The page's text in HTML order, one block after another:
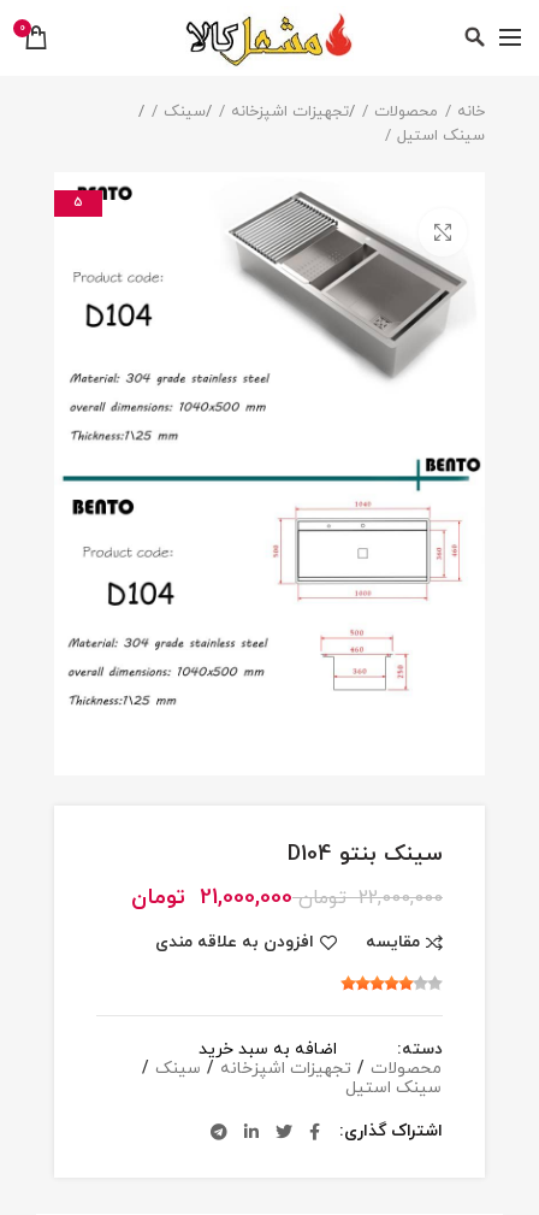
0
خانه محصولات /تجهیزات اشپزخانه /سینک
/
سینک استیل
5
بزرگنمایی تصویر
سینک بنتو D104
22,000,000 تومان21,000,000 تومان
مقایسه افزودن به علاقه مندی
اضافه به سبد خرید
دسته:
محصولات / تجهیزات اشپزخانه / سینک /
سینک استیل
اشتراک گذاری